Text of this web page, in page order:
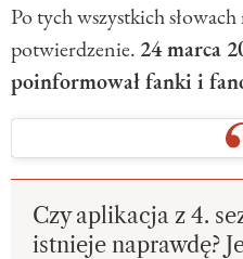
Po tych wszystkich
potwierdzenie. 24 marca
poinformował fanki i
Czy aplikacja z 4.
istnieje naprawdę?